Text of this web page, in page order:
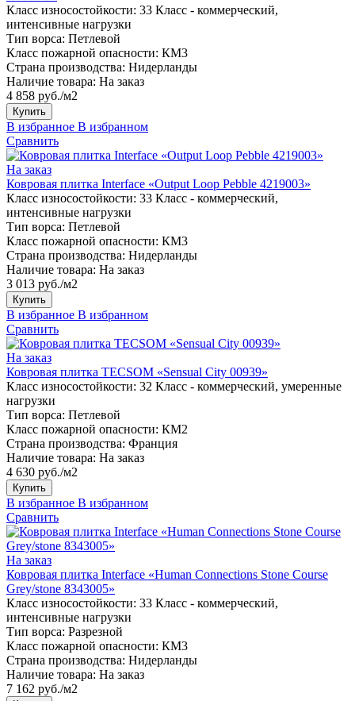
Класс износостойкости: 33 Класс - коммерческий,
интенсивные нагрузки
Тип ворса: Петлевой
Класс пожарной опасности: КМ3
Страна производства: Нидерланды
Наличие товара: На заказ
4 858 руб./м2
Купить
В избранное В избранном
Сравнить
На заказ
Ковровая плитка Interface «Output Loop Pebble 4219003»
Класс износостойкости: 33 Класс - коммерческий,
интенсивные нагрузки
Тип ворса: Петлевой
Класс пожарной опасности: КМ3
Страна производства: Нидерланды
Наличие товара: На заказ
3 013 руб./м2
Купить
В избранное В избранном
Сравнить
На заказ
Ковровая плитка TECSOM «Sensual City 00939»
Класс износостойкости: 32 Класс - коммерческий, умеренные
нагрузки
Тип ворса: Петлевой
Класс пожарной опасности: КМ2
Страна производства: Франция
Наличие товара: На заказ
4 630 руб./м2
Купить
В избранное В избранном
Сравнить
На заказ
Ковровая плитка Interface «Human Connections Stone Course
Grey/stone 8343005»
Класс износостойкости: 33 Класс - коммерческий,
интенсивные нагрузки
Тип ворса: Разрезной
Класс пожарной опасности: КМ3
Страна производства: Нидерланды
Наличие товара: На заказ
7 162 руб./м2